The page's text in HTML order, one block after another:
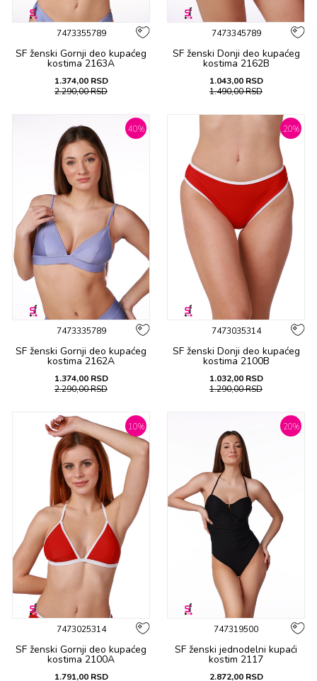
7473355789
SF ženski Gornji deo kupaćeg
kostima 2163A
1.374,00 RSD
2.290,00RSD
7473345789
SF ženski Donji deo kupaćeg
kostima 2162B
1.043,00 RSD
1.490,00RSD
40%
7473335789
SF ženski Gornji deo kupaćeg
kostima 2162A
1.374,00 RSD
2.290,00RSD
20%
7473035314
SF ženski Donji deo kupaćeg
kostima 2100B
1.032,00 RSD
1.290,00RSD
10%
7473025314
SF ženski Gornji deo kupaćeg
kostima 2100A
1.791,00 RSD
20%
747319500
SF ženski jеdnоdеlni kupaći
kоstim 2117
2.872,00 RSD